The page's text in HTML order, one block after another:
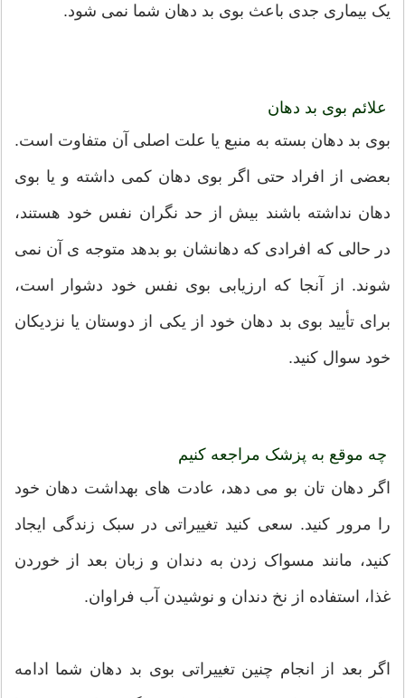
یک بیماری جدی باعث بوی بد دهان شما نمی شود.
علائم بوی بد دهان
بوی بد دهان بسته به منبع یا علت اصلی آن متفاوت است.
بعضی از افراد حتی اگر بوی دهان کمی داشته و یا بوی
دهان نداشته باشند بیش از حد نگران نفس خود هستند،
در حالی که افرادی که دهانشان بو بدهد متوجه ی آن نمی
شوند. از آنجا که ارزیابی بوی نفس خود دشوار است،
برای تأیید بوی بد دهان خود از یکی از دوستان یا نزدیکان
خود سوال کنید.
چه موقع به پزشک مراجعه کنیم
اگر دهان تان بو می دهد، عادت های بهداشت دهان خود
را مرور کنید. سعی کنید تغییراتی در سبک زندگی ایجاد
کنید، مانند مسواک زدن به دندان و زبان بعد از خوردن
غذا، استفاده از نخ دندان و نوشیدن آب فراوان.
اگر بعد از انجام چنین تغییراتی بوی بد دهان شما ادامه